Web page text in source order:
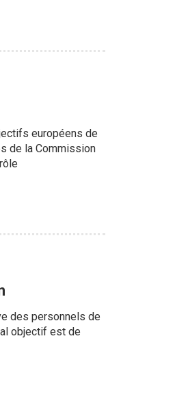
européens de
de la Commission
des personnels de
objectif est de